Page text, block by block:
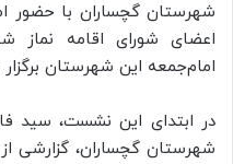
شهرستان گچساران با حضور
اعضای شورای اقامه نماز
امام‌جمعه این شهرستان
در ابتدای این نشست، سید
شهرستان گچساران، گزارشی